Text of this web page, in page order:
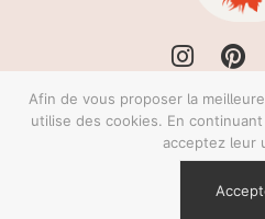
Ferme
18160
Afin de vous proposer la
utilise des cookies. En
acceptez leur